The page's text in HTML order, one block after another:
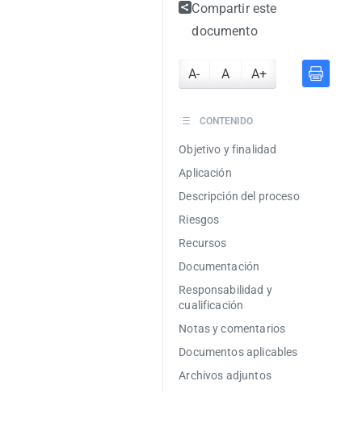
Compartir este
documento
A- A A+
CONTENIDO
Objetivo y finalidad
Aplicación
Descripción del proceso
Riesgos
Recursos
Documentación
Responsabilidad y
cualificación
Notas y comentarios
Documentos aplicables
Archivos adjuntos